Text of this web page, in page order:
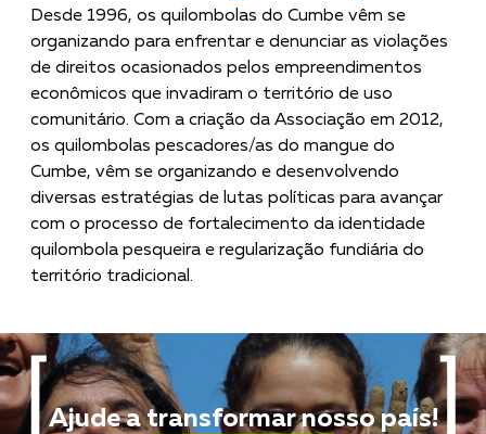
Desde 1996, os quilombolas do Cumbe vêm se
organizando para enfrentar e denunciar as violações
de direitos ocasionados pelos empreendimentos
econômicos que invadiram o território de uso
comunitário. Com a criação da Associação em 2012,
os quilombolas pescadores/as do mangue do
Cumbe, vêm se organizando e desenvolvendo
diversas estratégias de lutas políticas para avançar
com o processo de fortalecimento da identidade
quilombola pesqueira e regularização fundiária do
território tradicional.
Ajude a transformar nosso país!